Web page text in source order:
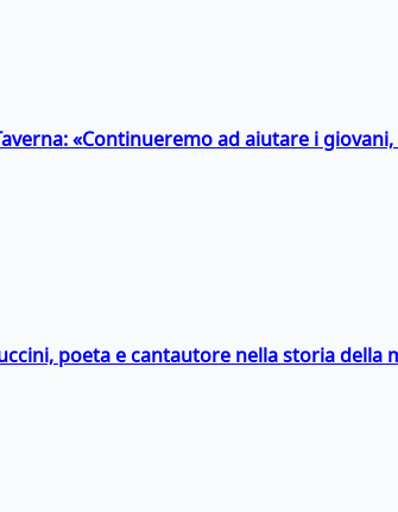
«Continueremo ad aiutare i
poeta e cantautore nella storia della